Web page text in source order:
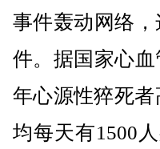
事件轰动网络
件。据国家心
年心源性猝死
均每天有1500